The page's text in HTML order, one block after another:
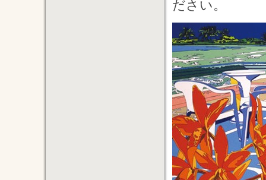
ださい。